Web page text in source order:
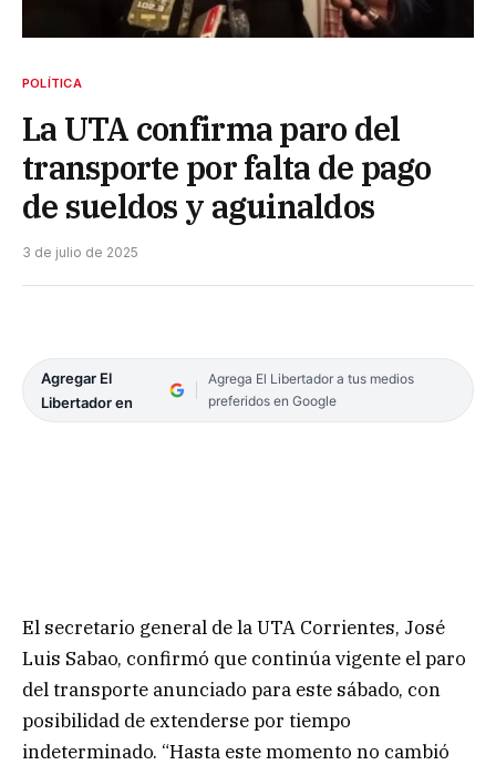
POLÍTICA
La UTA confirma paro del
transporte por falta de pago
de sueldos y aguinaldos
3 de julio de 2025
Agregar El
Libertador en
Agrega El Libertador a tus medios
preferidos en Google
El secretario general de la UTA Corrientes, José
Luis Sabao, confirmó que continúa vigente el paro
del transporte anunciado para este sábado, con
posibilidad de extenderse por tiempo
indeterminado. “Hasta este momento no cambió